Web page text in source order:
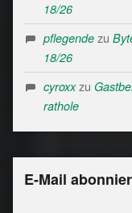
18/26
pflegendezu
18/26
cyroxxzu
rathole
E-Mail